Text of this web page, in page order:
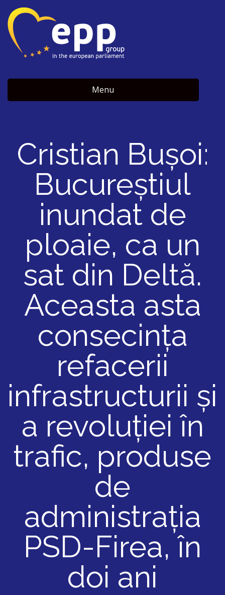
Menu
Cristian Bușoi:
Bucureștiul
inundat de
ploaie, ca un
sat din Deltă.
Aceasta asta
consecința
refacerii
infrastructurii și
a revoluției în
trafic, produse
de
administrația
PSD-Firea, în
doi ani